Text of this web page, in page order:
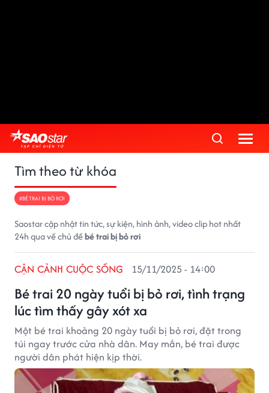
Tìm theo từ khóa
#BÉ TRAI BỊ BỎ RƠI
Saostar cập nhật tin tức, sự kiện, hình ảnh, video clip hot nhất
24h qua về chủ đềbé trai bị bỏ rơi
Bé trai 20 ngày tuổi bị bỏ rơi, tình trạng
lúc tìm thấy gây xót xa
CẬN CẢNH CUỘC SỐNG 15/11/2025 - 14:00
Một bé trai khoảng 20 ngày tuổi bị bỏ rơi, đặt trong
túi ngay trước cửa nhà dân. May mắn, bé trai được
người dân phát hiện kịp thời.